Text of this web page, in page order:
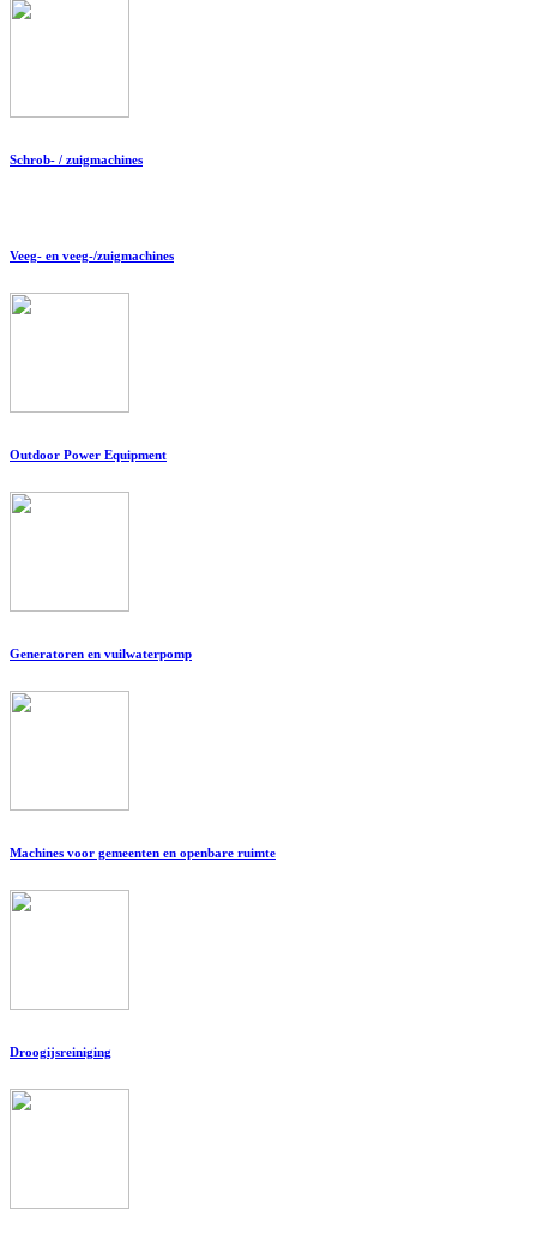
Schrob- / zuigmachines
Veeg- en veeg-/zuigmachines
Outdoor Power Equipment
Generatoren en vuilwaterpomp
Machines voor gemeenten en openbare ruimte
Droogijsreiniging